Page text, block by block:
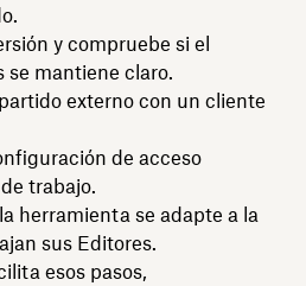
y compruebe si el
se mantiene claro.
externo con un cliente
de acceso
trabajo.
herramienta se adapte a la
sus Editores.
esos pasos,